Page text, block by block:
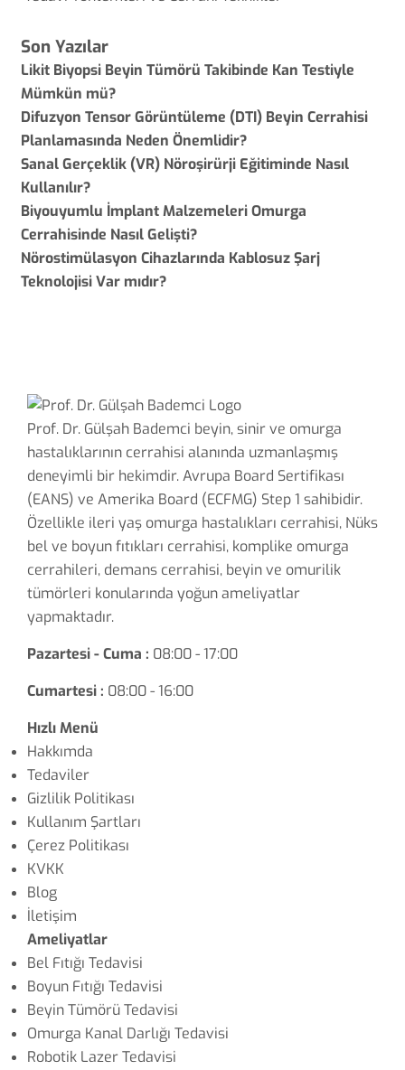
Son Yazılar
Likit Biyopsi Beyin Tümörü Takibinde Kan Testiyle
Mümkün mü?
Difuzyon Tensor Görüntüleme (DTI) Beyin Cerrahisi
Planlamasında Neden Önemlidir?
Sanal Gerçeklik (VR) Nöroşirürji Eğitiminde Nasıl
Kullanılır?
Biyouyumlu İmplant Malzemeleri Omurga
Cerrahisinde Nasıl Gelişti?
Nörostimülasyon Cihazlarında Kablosuz Şarj
Teknolojisi Var mıdır?
Prof. Dr. Gülşah Bademci beyin, sinir ve omurga
hastalıklarının cerrahisi alanında uzmanlaşmış
deneyimli bir hekimdir. Avrupa Board Sertifikası
(EANS) ve Amerika Board (ECFMG) Step 1 sahibidir.
Özellikle ileri yaş omurga hastalıkları cerrahisi, Nüks
bel ve boyun fıtıkları cerrahisi, komplike omurga
cerrahileri, demans cerrahisi, beyin ve omurilik
tümörleri konularında yoğun ameliyatlar
yapmaktadır.
Pazartesi - Cuma : 08:00 - 17:00
Cumartesi : 08:00 - 16:00
Hızlı Menü
Hakkımda
Tedaviler
Gizlilik Politikası
Kullanım Şartları
Çerez Politikası
KVKK
Blog
İletişim
Ameliyatlar
Bel Fıtığı Tedavisi
Boyun Fıtığı Tedavisi
Beyin Tümörü Tedavisi
Omurga Kanal Darlığı Tedavisi
Robotik Lazer Tedavisi